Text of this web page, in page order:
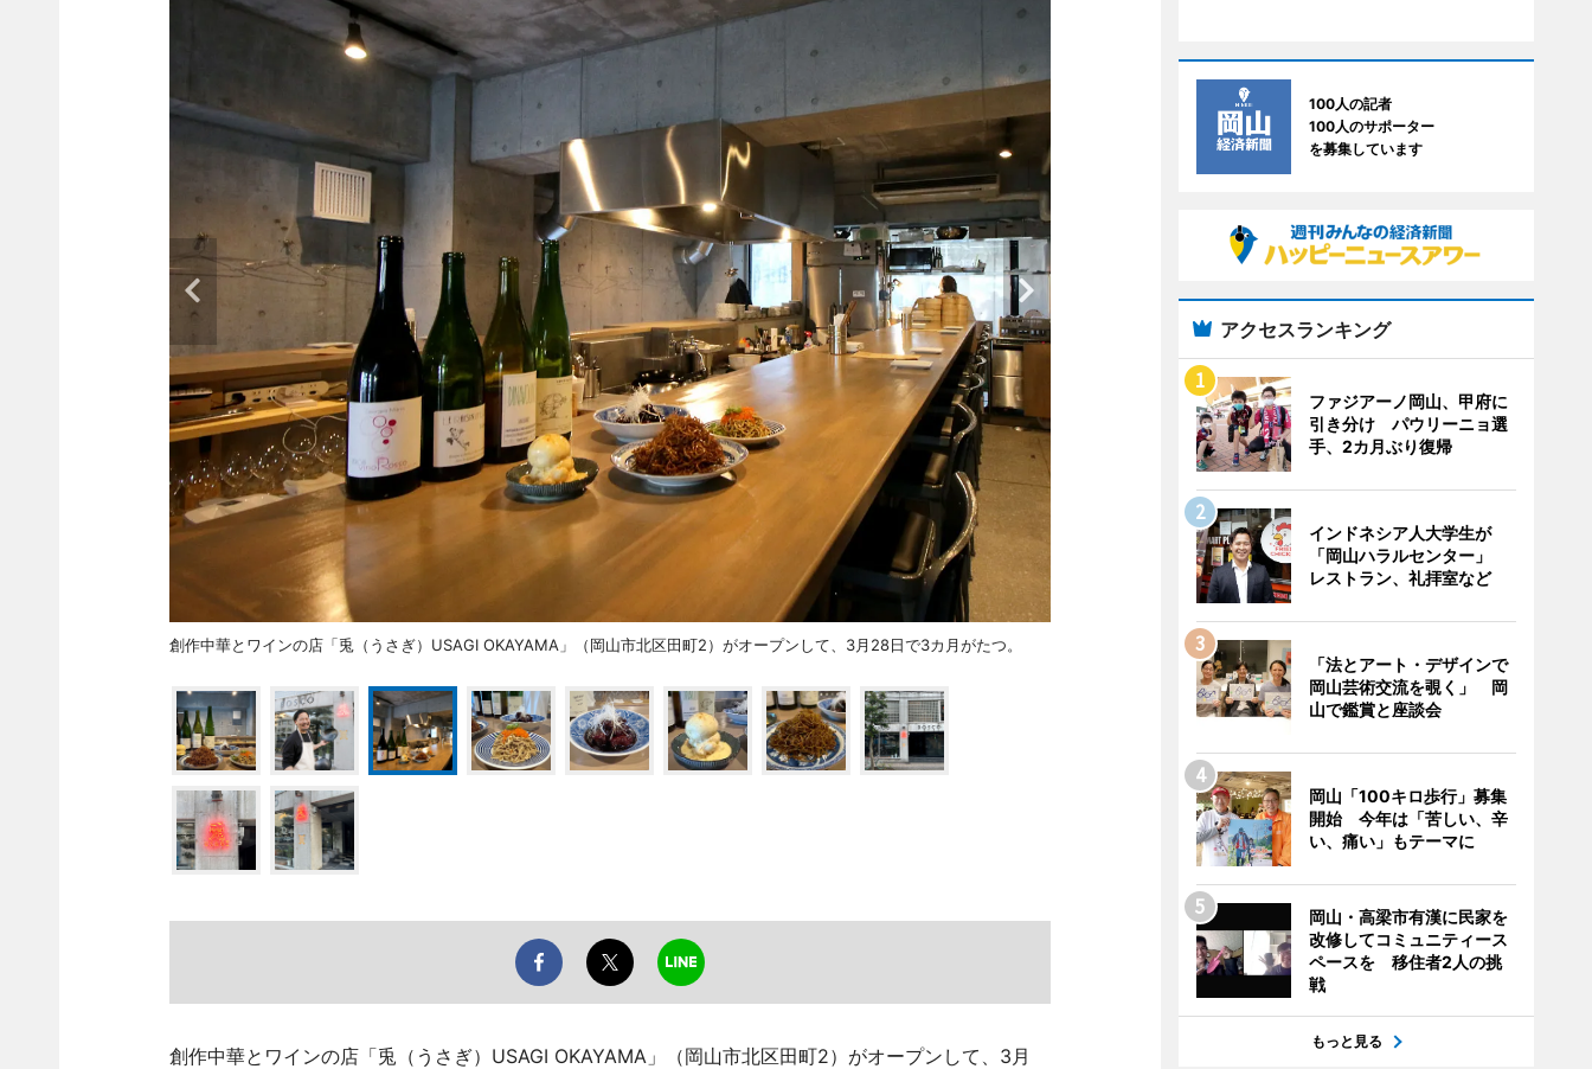
創作中華とワインの店「兎（うさぎ）USAGI OKAYAMA」（岡山市北区田町2）がオープンして、3月28日で3カ月がたつ。
創作中華とワインの店「兎（うさぎ）USAGI OKAYAMA」（岡山市北区田町2）がオープンして、3月
100人の記者
100人のサポーター
を募集しています
アクセスランキング
ファジアーノ岡山、甲府に
引き分け パウリーニョ選
手、2カ月ぶり復帰
インドネシア人大学生が
「岡山ハラルセンター」
レストラン、礼拝室など
「法とアート・デザインで
岡山芸術交流を覗く」 岡
山で鑑賞と座談会
岡山「100キロ歩行」募集
開始 今年は「苦しい、辛
い、痛い」もテーマに
岡山・高梁市有漢に民家を
改修してコミュニティース
ペースを 移住者2人の挑
戦
もっと見る